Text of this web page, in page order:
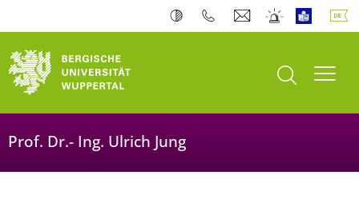
Suche öffnen
Prof. Dr.- Ing. Ulrich Jung